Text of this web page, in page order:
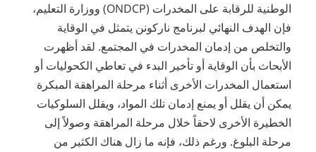
الوطنية للرقابة على المخدرات (ONDCP) ووزارة التعليم،
فإن الهدف النهائي لبرنامج ناركونن يتمثل في الوقاية
والتخلص من إدمان المخدرات في المجتمع. لقد أظهرت
الأبحاث بأن الوقاية أو تأخير البدء في تعاطي الكحوليات أو
استعمال المخدرات الأخرى أثناء مرحلة المراهقة المبكرة
يمكن أن يقلل أو يمنع إدمان تلك المواد، ويقلل السلوكيات
الخطيرة الأخرى لاحقاً خلال مرحلة المراهقة وصولاً إلى
مرحلة البلوغ. ورغم ذلك، فإنه ما زال هناك الكثير من